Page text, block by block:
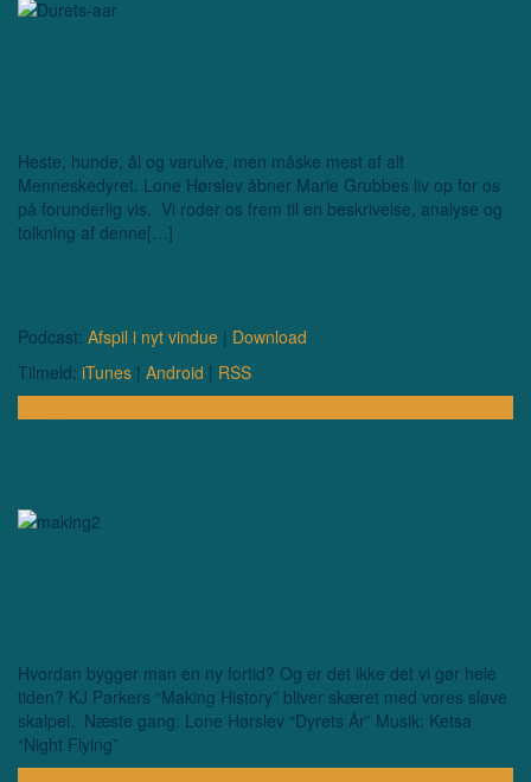
Heste, hunde, ål og varulve, men måske mest af alt
Menneskedyret. Lone Hørslev åbner Marie Grubbes liv op for os
på forunderlig vis. Vi roder os frem til en beskrivelse, analyse og
tolkning af denne[…]
Podcast: Afspil i nyt vindue | Download
Tilmeld: iTunes | Android | RSS
Hvordan bygger man en ny fortid? Og er det ikke det vi gør hele
tiden? KJ Parkers “Making History” bliver skæret med vores sløve
skalpel. Næste gang: Lone Hørslev “Dyrets År” Musik: Ketsa
“Night Flying”